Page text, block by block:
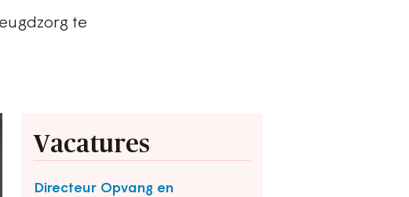
te
Vacatures
Directeur Opvang en